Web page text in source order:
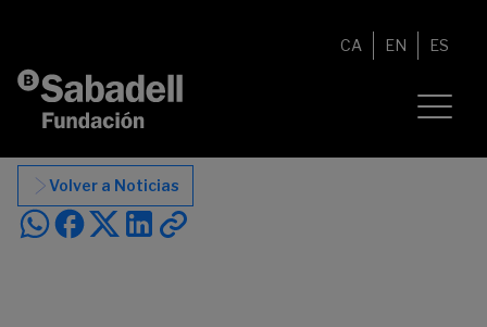
CA EN ES
Volver a Noticias